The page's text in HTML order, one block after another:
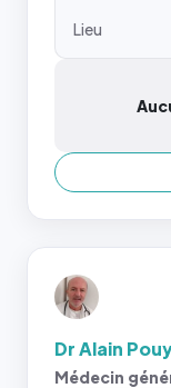
Lieu
Dr Alain
Médecin